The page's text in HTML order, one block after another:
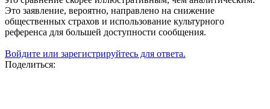
Это заявление, вероятно, направлено на снижение
общественных страхов и использование культурного
референса для большей доступности сообщения.
Войдите или зарегистрируйтесь для ответа.
Поделиться: